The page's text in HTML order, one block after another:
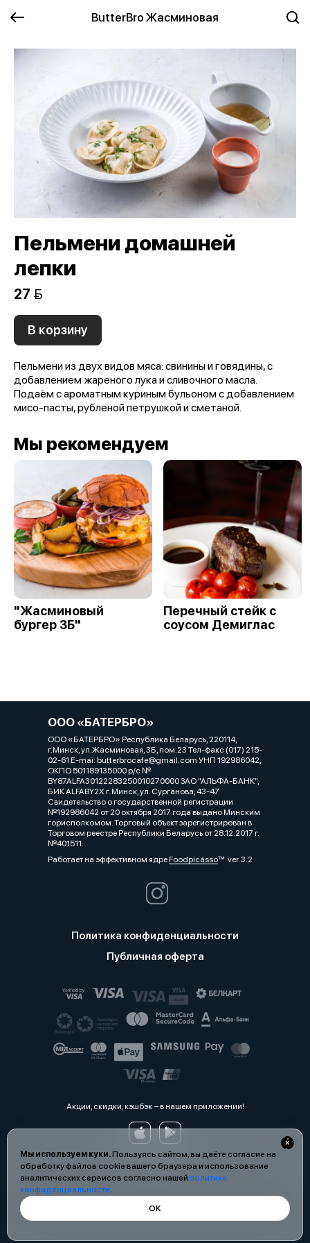
ButterBro Жасминовая
Мы используем куки.Пользуясь сайтом, вы даёте согласие на
обработку файлов cookie вашего браузера и использование
аналитических сервисов согласно нашей политике
конфиденциальности.
ОК
Пельмени домашней
лепки
27 
В корзину
Пельмени из двух видов мяса: свинины и говядины, с
добавлением жареного лука и сливочного масла.
Подаём с ароматным куриным бульоном с добавлением
мисо-пасты, рубленой петрушкой и сметаной.
Мы рекомендуем
"Жасминовый
бургер 3Б"
Перечный стейк с
соусом Демиглас
ООО «БАТЕРБРО»
ООО «БАТЕРБРО» Республика Беларусь, 220114,
г.Минск, ул.Жасминовая, 3Б, пом.23 Тел-факс (017) 215-
02-61 E-mai: butterbrocafe@gmail.com УНП 192986042,
ОКПО 501189135000 р/с №
BY87ALFA30122283250010270000 ЗАО "АЛЬФА-БАНК",
БИК ALFABY2X г. Минск, ул. Сурганова, 43-47
Свидетельство о государственной регистрации
№192986042 от 20 октября 2017 года выдано Минским
горисполкомом. Торговый объект зарегистрирован в
Торговом реестре Республики Беларусь от 28.12.2017 г.
№401511.
Работает на эффективном ядреFoodpicássover. 3.2
Политика конфиденциальности
Публичная оферта
Акции, скидки, кэшбэк − в нашем приложении!